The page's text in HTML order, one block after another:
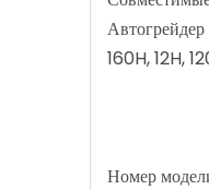
Автогрейдер
160H, 12H,
Номер